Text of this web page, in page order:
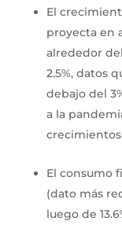
El
proyecta en
alrededor
2.5%, datos
debajo del
a la
crecimientos
El consumo
(dato más
luego de